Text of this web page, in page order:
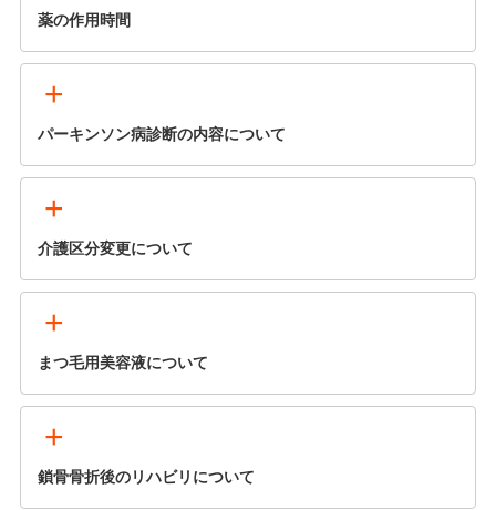
薬の作用時間
+
パーキンソン病診断の内容について
+
介護区分変更について
+
まつ毛用美容液について
+
鎖骨骨折後のリハビリについて